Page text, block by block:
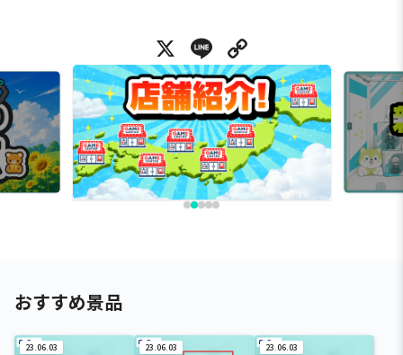
X Line
おすすめ景品
23.06.03 23.06.03 23.06.03